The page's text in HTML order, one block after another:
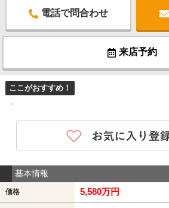
電話で問合わせ
来店予約
ここがおすすめ！
-
基本情報
価格 5,580万円